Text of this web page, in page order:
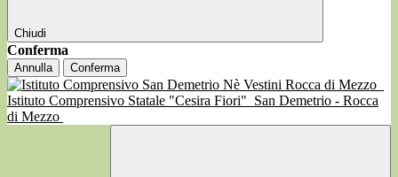
Chiudi
Conferma
Annulla Conferma
Istituto Comprensivo Statale "Cesira Fiori" San Demetrio - Rocca
di Mezzo